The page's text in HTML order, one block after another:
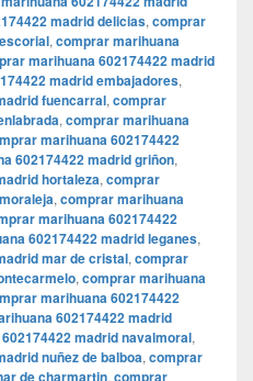
madrid delicias, comprar
, comprar marihuana
marihuana 602174422 madrid
madrid embajadores,
fuencarral, comprar
, comprar marihuana
marihuana 602174422
602174422 madrid griñon,
hortaleza, comprar
, comprar marihuana
marihuana 602174422
602174422 madrid leganes,
mar de cristal, comprar
, comprar marihuana
marihuana 602174422
602174422 madrid
madrid navalmoral,
nuñez de balboa, comprar
de charmartin, comprar